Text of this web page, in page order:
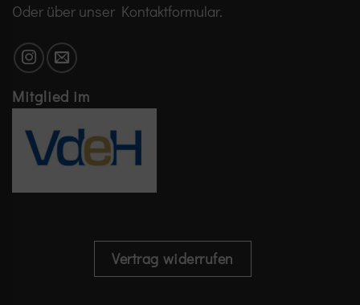
Oder über unser Kontaktformular.
Mitglied im
Vertrag widerrufen